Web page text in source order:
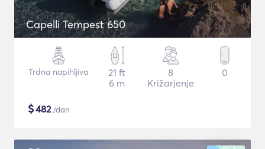
Capelli Tempest 650
Trdna napihljiva
21 ft
6 m
8
Križarjenje
0
$482/dan